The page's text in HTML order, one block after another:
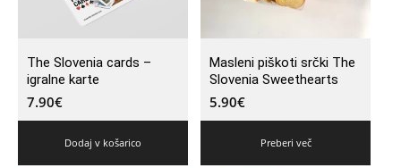
The Slovenia cards –
igralne karte
7.90€
Dodaj v košarico
Masleni piškoti srčki The
Slovenia Sweethearts
5.90€
Preberi več